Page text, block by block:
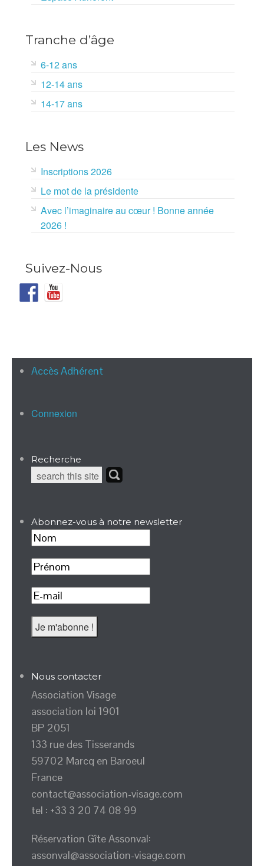
Tranche d’âge
6-12 ans
12-14 ans
14-17 ans
Les News
Inscriptions 2026
Le mot de la présidente
Avec l’imaginaire au cœur ! Bonne année
2026 !
Suivez-Nous
Accès Adhérent
Connexion
Recherche
Abonnez-vous à notre newsletter
Nous contacter
Association Visage
association loi 1901
BP 2051
133 rue des Tisserands
59702 Marcq en Baroeul
France
contact@association-visage.com
tel : +33 3 20 74 08 99
Réservation Gîte Assonval:
assonval@association-visage.com